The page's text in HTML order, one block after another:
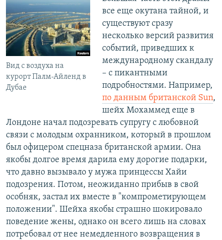
Вид с воздуха на
курорт Палм-Айленд в
Дубае
все еще окутана тайной, и
существуют сразу
несколько версий развития
событий, приведших к
международному скандалу
– с пикантными
подробностями. Например,
по данным британской Sun,
шейх Мохаммед еще в
Лондоне начал подозревать супругу с любовной
связи с молодым охранником, который в прошлом
был офицером спецназа британской армии. Она
якобы долгое время дарила ему дорогие подарки,
что давно вызывало у мужа принцессы Хайи
подозрения. Потом, неожиданно прибыв в свой
особняк, застал их вместе в "компрометирующем
положении". Шейха якобы страшно шокировало
поведение жены, однако он всего лишь на словах
потребовал от нее немедленного возвращения в